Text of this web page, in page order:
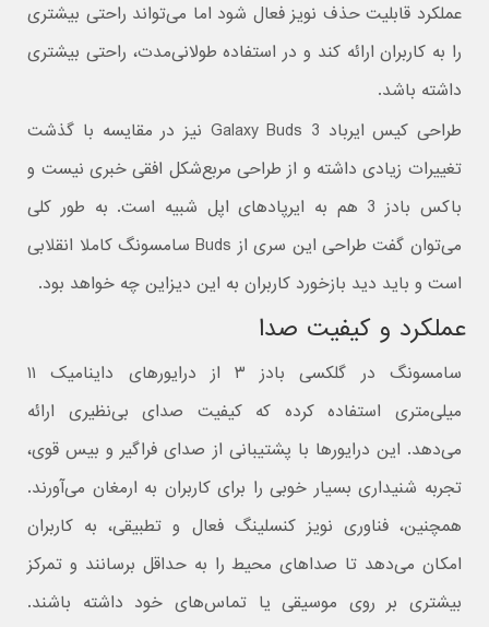
عملکرد قابلیت حذف نویز فعال شود اما می‌تواند راحتی بیشتری
را به کاربران ارائه کند و در استفاده طولانی‌مدت، راحتی بیشتری
داشته باشد.
طراحی کیس ایرباد Galaxy Buds 3 نیز در مقایسه با گذشت
تغییرات زیادی داشته و از طراحی مربع‌شکل افقی خبری نیست و
باکس بادز 3 هم به ایرپادهای اپل شبیه است. به طور کلی
می‌توان گفت طراحی این سری از ‌Buds سامسونگ کاملا انقلابی
است و باید دید بازخورد کاربران به این دیزاین چه خواهد بود.
عملکرد و کیفیت صدا
سامسونگ در گلکسی بادز ۳ از درایورهای داینامیک ۱۱
میلی‌متری استفاده کرده که کیفیت صدای بی‌نظیری ارائه
می‌دهد. این درایورها با پشتیبانی از صدای فراگیر و بیس قوی،
تجربه شنیداری بسیار خوبی را برای کاربران به ارمغان می‌آورند.
همچنین، فناوری نویز کنسلینگ فعال و تطبیقی، به کاربران
امکان می‌دهد تا صداهای محیط را به حداقل برسانند و تمرکز
بیشتری بر روی موسیقی یا تماس‌های خود داشته باشند.